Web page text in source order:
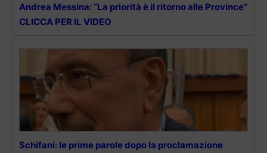
Andrea Messina: “La priorità è il ritorno alle Province”
CLICCA PER IL VIDEO
Schifani: le prime parole dopo la proclamazione